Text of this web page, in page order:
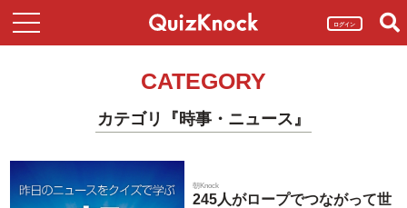
ログイン
CATEGORY
カテゴリ『時事・ニュース』
朝Knock
245人がロープでつながって世